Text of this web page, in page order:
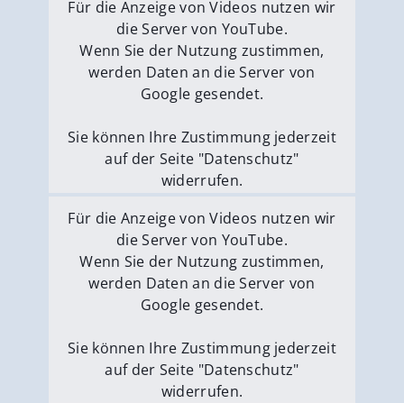
Externe Medien erlauben
Für die Anzeige von Videos nutzen wir
die Server von YouTube.
Wenn Sie der Nutzung zustimmen,
werden Daten an die Server von
Google gesendet.
Sie können Ihre Zustimmung jederzeit
auf der Seite "Datenschutz"
widerrufen.
Externe Medien erlauben
Für die Anzeige von Videos nutzen wir
die Server von YouTube.
Wenn Sie der Nutzung zustimmen,
werden Daten an die Server von
Google gesendet.
Sie können Ihre Zustimmung jederzeit
auf der Seite "Datenschutz"
widerrufen.